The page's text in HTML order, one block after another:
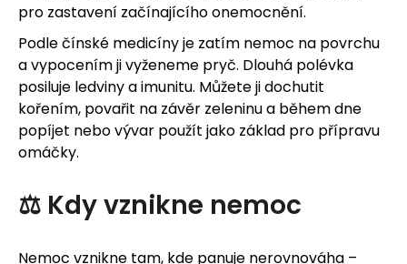
pro zastavení začínajícího onemocnění.
Podle čínské medicíny je zatím nemoc na povrchu
a vypocením ji vyženeme pryč. Dlouhá polévka
posiluje ledviny a imunitu. Můžete ji dochutit
kořením, povařit na závěr zeleninu a během dne
popíjet nebo vývar použít jako základ pro přípravu
omáčky.
⚖️ Kdy vznikne nemoc
Nemoc vznikne tam, kde panuje nerovnováha –